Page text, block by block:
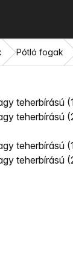
Pótló fogak